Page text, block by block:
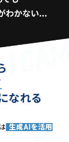
なれる
生成AIを活用